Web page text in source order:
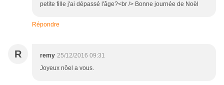
petite fille j'ai dépassé l'âge?<br /> Bonne journée de Noël
Répondre
R remy 25/12/2016 09:31
Joyeux nôel a vous.